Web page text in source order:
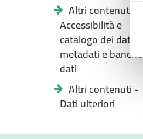
Altri contenuti -
Accessibilità e
catalogo dei dati,
metadati e banche
dati
Altri contenuti -
Dati ulteriori